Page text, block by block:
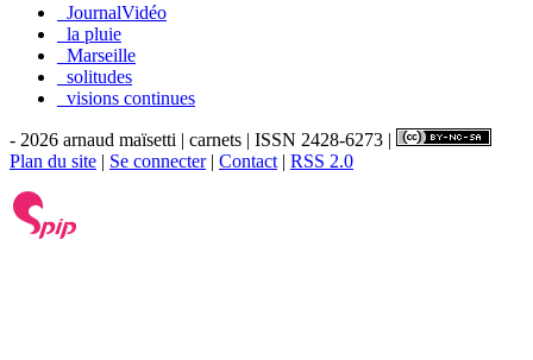
_JournalVidéo
_la pluie
_Marseille
_solitudes
_visions continues
- 2026 arnaud maïsetti | carnets | ISSN 2428-6273 |
Plan du site | Se connecter| Contact | RSS 2.0